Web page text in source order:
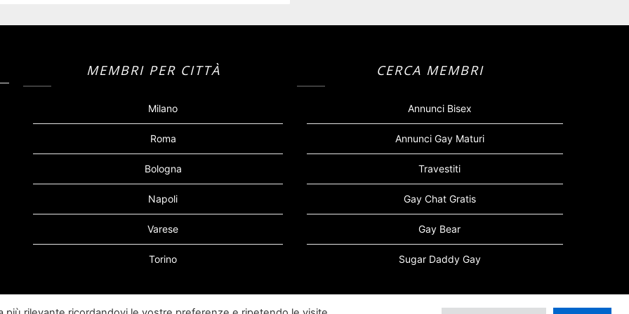
MEMBRI PER CITTÀ
Milano
Roma
Bologna
Napoli
Varese
Torino
CERCA MEMBRI
Annunci Bisex
Annunci Gay Maturi
Travestiti
Gay Chat Gratis
Gay Bear
Sugar Daddy Gay